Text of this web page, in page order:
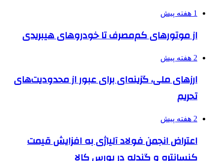
1 هفته پیش
از موتورهای کم‌مصرف تا خودروهای هیبریدی
2 هفته پیش
ارزهای ملی، گزینه‌ای برای عبور از محدودیت‌های
تحریم
2 هفته پیش
اعتراض انجمن فولاد آلیاژی به افزایش قیمت
کنسانتره و گندله در بورس کالا